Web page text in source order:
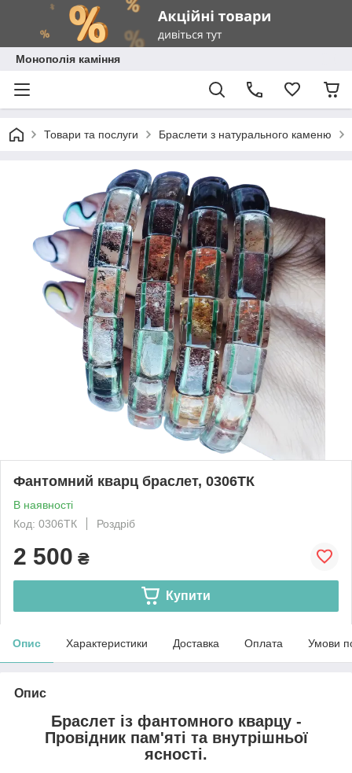
Монополія каміння
Товари та послуги Браслети з натурального каменю
Фантомний кварц браслет, 0306ТК
В наявності
Код: 0306ТК
Роздріб
2 500 ₴
Купити
Опис Характеристики Доставка Оплата Умови
Опис
Браслет із фантомного кварцу -
Провідник пам'яті та внутрішньої
ясності.